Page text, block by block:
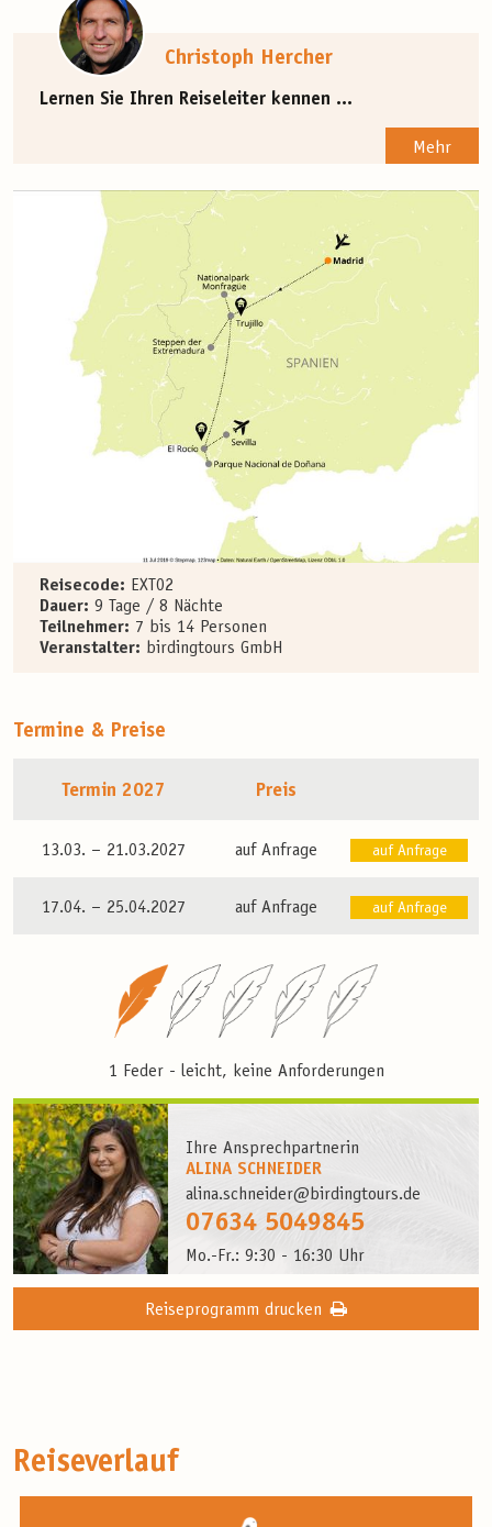
Christoph Hercher
Lernen Sie Ihren Reiseleiter kennen ...
Mehr
Reisecode: EXT02
Dauer: 9 Tage / 8 Nächte
Teilnehmer: 7 bis 14 Personen
Veranstalter: birdingtours GmbH
Termine & Preise
Termin 2027 Preis
13.03. – 21.03.2027 auf Anfrage auf Anfrage
17.04. – 25.04.2027 auf Anfrage auf Anfrage
1 Feder - leicht, keine Anforderungen
Ihre Ansprechpartnerin
ALINA SCHNEIDER
alina.schneider@birdingtours.de
07634 5049845
Mo.-Fr.: 9:30 - 16:30 Uhr
Reiseprogramm drucken
Reiseverlauf